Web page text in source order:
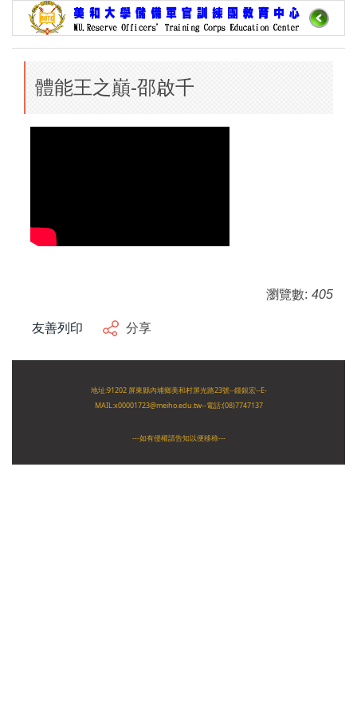
主
體能王之巔-邵啟千
瀏覽數: 405
友善列印 分享
地址:91202 屏東縣內埔鄉美和村屏光路23號--鍾銀宏--E-
MAIL:x00001723@meiho.edu.tw--電話:(08)7747137
---如有侵權請告知以便移稌---